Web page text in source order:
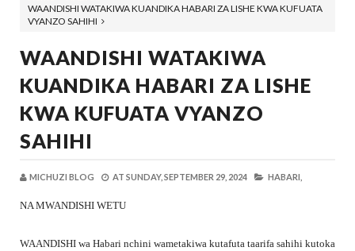
WAANDISHI WATAKIWA KUANDIKA HABARI ZA LISHE KWA KUFUATA
VYANZO SAHIHI
WAANDISHI WATAKIWA
KUANDIKA HABARI ZA LISHE
KWA KUFUATA VYANZO
SAHIHI
MICHUZI BLOG AT SUNDAY, SEPTEMBER 29, 2024 HABARI,
NA MWANDISHI WETU
WAANDISHI wa Habari nchini wametakiwa kutafuta taarifa sahihi kutoka